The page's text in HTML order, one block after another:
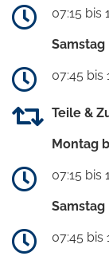
07:15 bis
Samstag
07:45 bis
Teile &
Montag
07:15 bis
Samstag
07:45 bis